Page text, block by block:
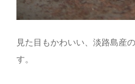
見た目もかわいい、淡路島産
す。